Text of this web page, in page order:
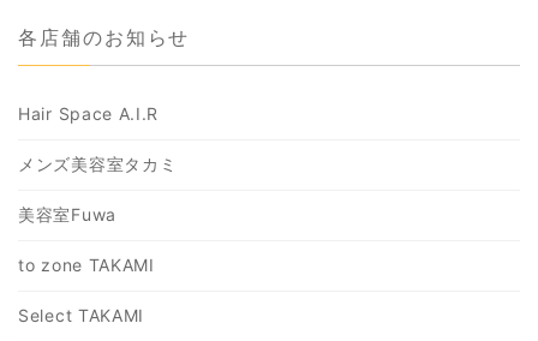
各店舗のお知らせ
Hair Space A.I.R
メンズ美容室タカミ
美容室Fuwa
to zone TAKAMI
Select TAKAMI